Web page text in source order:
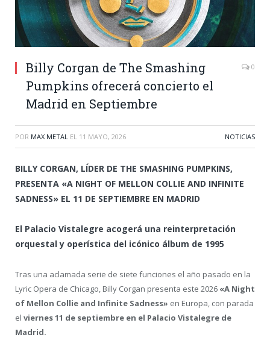
Billy Corgan de The Smashing
Pumpkins ofrecerá concierto el
Madrid en Septiembre
0
POR MAX METAL EL 11 MAYO, 2026 NOTICIAS
BILLY CORGAN, LÍDER DE THE SMASHING PUMPKINS,
PRESENTA «A NIGHT OF MELLON COLLIE AND INFINITE
SADNESS» EL 11 DE SEPTIEMBRE EN MADRID
El Palacio Vistalegre acogerá una reinterpretación
orquestal y operística del icónico álbum de 1995
Tras una aclamada serie de siete funciones el año pasado en la
Lyric Opera de Chicago, Billy Corgan presenta este 2026 «A Night
of Mellon Collie and Infinite Sadness» en Europa, con parada
el viernes 11 de septiembre en el Palacio Vistalegre de
Madrid.